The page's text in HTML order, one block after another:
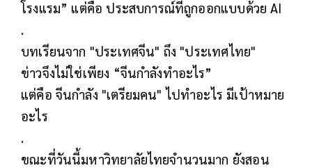
โรงแรม” แต่คือ ประสบการณ์ที่ถูกออกแบบด้วย AI
.
บทเรียนจาก "ประเทศจีน" ถึง "ประเทศไทย"
ข่าวจึงไม่ใช่เพียง “จีนกำลังทำอะไร”
แต่คือ จีนกำลัง "เตรียมคน" ไปทำอะไร มีเป้าหมาย
อะไร
.
ขณะที่วันนี้มหาวิทยาลัยไทยจำนวนมาก ยังสอน